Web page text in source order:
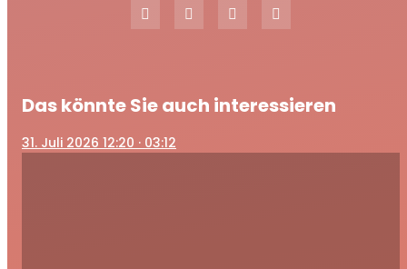
Das könnte Sie auch interessieren
31. Juli 2026 12:20 · 03:12